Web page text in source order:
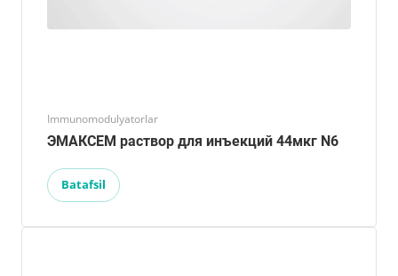
Immunomodulyatorlar
ЭМАКСЕМ раствор для инъекций 44мкг N6
Batafsil